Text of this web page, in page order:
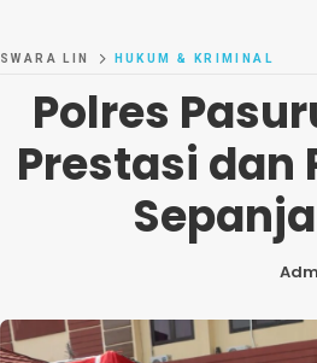
SWARA LIN HUKUM & KRIMINAL
Polres
Prestasi dan